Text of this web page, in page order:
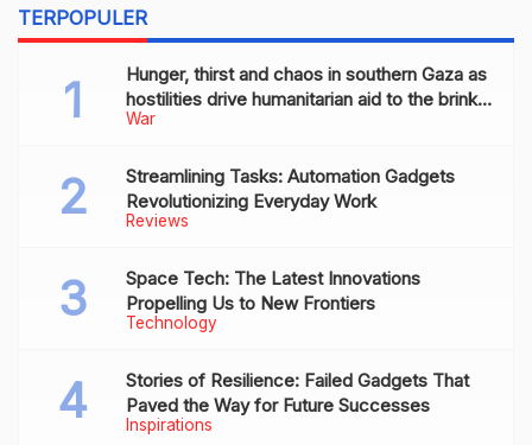
TERPOPULER
War
Hunger, thirst and chaos in southern Gaza as
hostilities drive humanitarian aid to the brink
of collapse
Reviews
Streamlining Tasks: Automation Gadgets
Revolutionizing Everyday Work
Technology
Space Tech: The Latest Innovations
Propelling Us to New Frontiers
Inspirations
Stories of Resilience: Failed Gadgets That
Paved the Way for Future Successes